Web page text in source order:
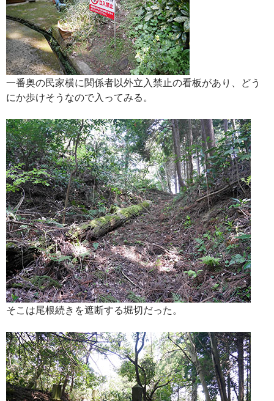
一番奥の民家横に関係者以外立入禁止の看板があり、どう
にか歩けそうなので入ってみる。
そこは尾根続きを遮断する堀切だった。